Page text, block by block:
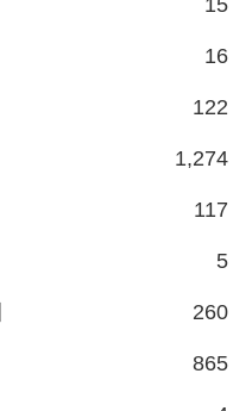
15
16
122
1,274
117
5
260
865